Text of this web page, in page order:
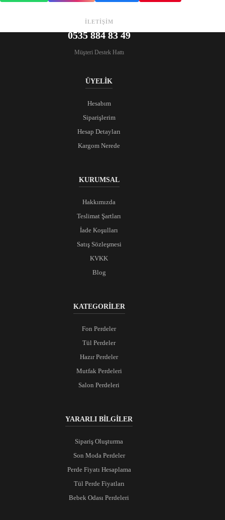
İLETİŞİM
0535 884 83 49
Müşteri Destek Hattı
ÜYELİK
Hesabım
Siparişlerim
Hesap Detayları
Kargom Nerede
KURUMSAL
Hakkımızda
Teslimat Şartları
İade Koşulları
Satış Sözleşmesi
KVKK
Blog
KATEGORİLER
Fon Perdeler
Tül Perdeler
Hazır Perdeler
Mutfak Perdeleri
Salon Perdeleri
YARARLI BİLGİLER
Sipariş Oluşturma
Son Moda Perdeler
Perde Fiyatı Hesaplama
Tül Perde Fiyatları
Bebek Odası Perdeleri